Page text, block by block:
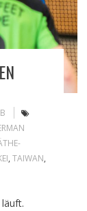
, TAIWAN,